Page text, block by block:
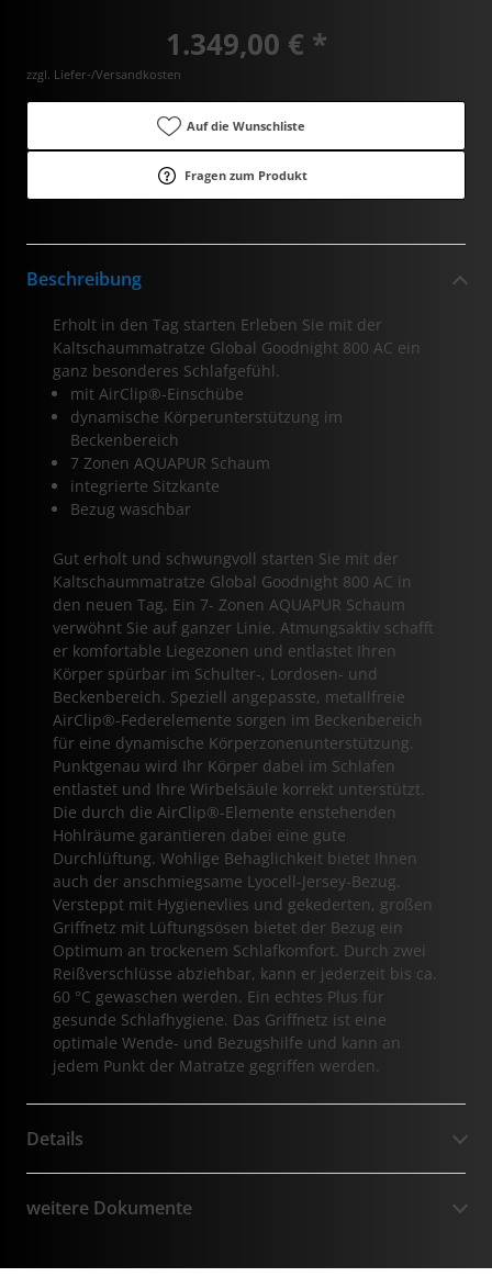
1.349,00 € *
zzgl. Liefer-/Versandkosten
Auf die Wunschliste
Fragen zum Produkt
Beschreibung
Erholt in den Tag starten Erleben Sie mit der
Kaltschaummatratze Global Goodnight 800 AC ein
ganz besonderes Schlafgefühl.
mit AirClip®-Einschübe
dynamische Körperunterstützung im
Beckenbereich
7 Zonen AQUAPUR Schaum
integrierte Sitzkante
Bezug waschbar
Gut erholt und schwungvoll starten Sie mit der
Kaltschaummatratze Global Goodnight 800 AC in
den neuen Tag. Ein 7- Zonen AQUAPUR Schaum
verwöhnt Sie auf ganzer Linie. Atmungsaktiv schafft
er komfortable Liegezonen und entlastet Ihren
Körper spürbar im Schulter-, Lordosen- und
Beckenbereich. Speziell angepasste, metallfreie
AirClip®-Federelemente sorgen im Beckenbereich
für eine dynamische Körperzonenunterstützung.
Punktgenau wird Ihr Körper dabei im Schlafen
entlastet und Ihre Wirbelsäule korrekt unterstützt.
Die durch die AirClip®-Elemente enstehenden
Hohlräume garantieren dabei eine gute
Durchlüftung. Wohlige Behaglichkeit bietet Ihnen
auch der anschmiegsame Lyocell-Jersey-Bezug.
Versteppt mit Hygienevlies und gekederten, großen
Griffnetz mit Lüftungsösen bietet der Bezug ein
Optimum an trockenem Schlafkomfort. Durch zwei
Reißverschlüsse abziehbar, kann er jederzeit bis ca.
60 °C gewaschen werden. Ein echtes Plus für
gesunde Schlafhygiene. Das Griffnetz ist eine
optimale Wende- und Bezugshilfe und kann an
jedem Punkt der Matratze gegriffen werden.
Details
weitere Dokumente